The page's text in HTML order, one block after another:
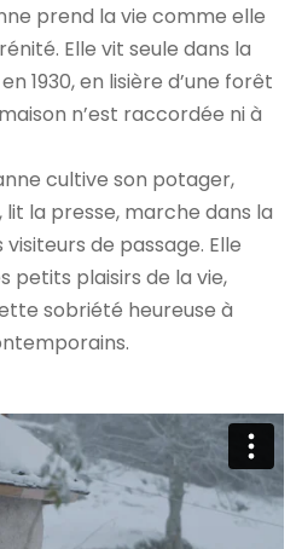
prend la vie comme elle
Elle vit seule dans la
1930, en lisière d’une forêt
n’est raccordée ni à
cultive son potager,
la presse, marche dans la
de passage. Elle
petits plaisirs de la vie,
sobriété heureuse à